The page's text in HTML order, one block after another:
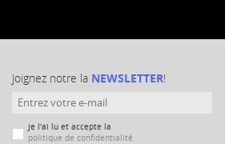
Joignez notre la NEWSLETTER!
Je l'ai lu et accepte la
politique de confidentialité